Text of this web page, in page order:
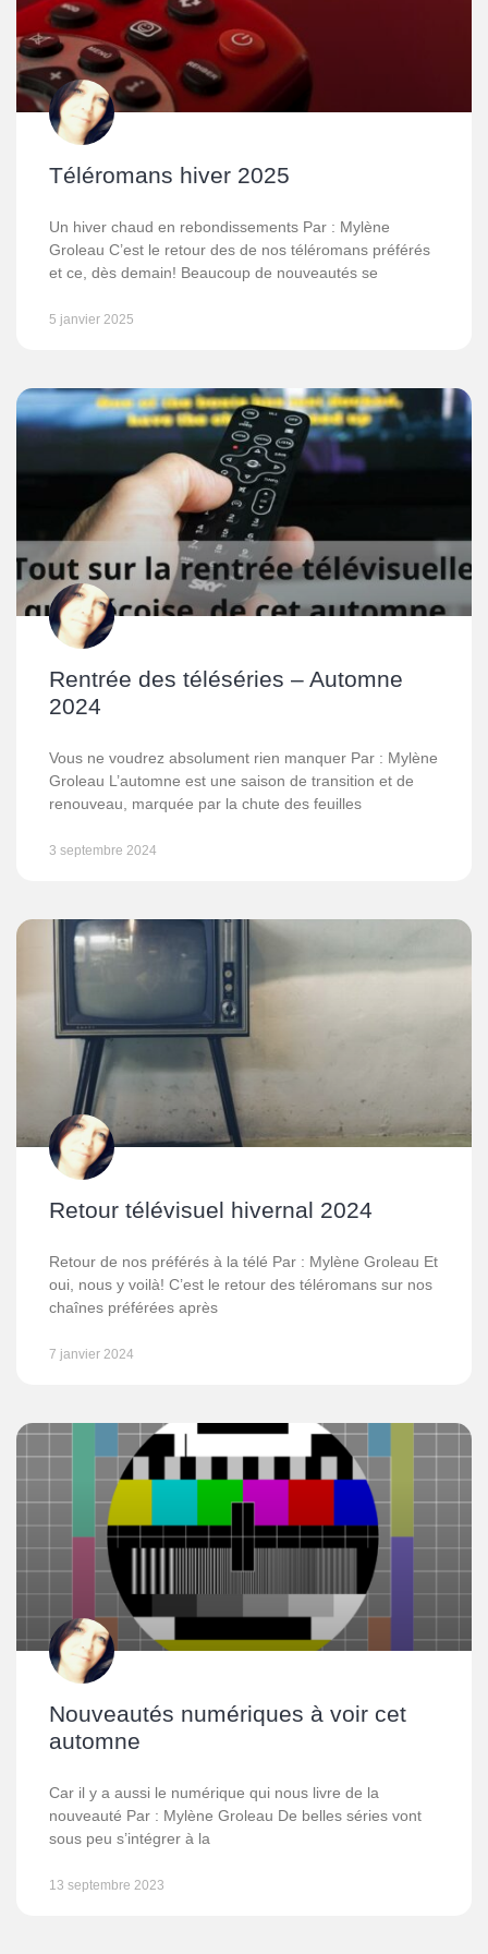
Téléromans hiver 2025
Un hiver chaud en rebondissements Par : Mylène
Groleau C’est le retour des de nos téléromans préférés
et ce, dès demain! Beaucoup de nouveautés se
5 janvier 2025
Rentrée des téléséries – Automne
2024
Vous ne voudrez absolument rien manquer Par : Mylène
Groleau L’automne est une saison de transition et de
renouveau, marquée par la chute des feuilles
3 septembre 2024
Retour télévisuel hivernal 2024
Retour de nos préférés à la télé Par : Mylène Groleau Et
oui, nous y voilà! C’est le retour des téléromans sur nos
chaînes préférées après
7 janvier 2024
Nouveautés numériques à voir cet
automne
Car il y a aussi le numérique qui nous livre de la
nouveauté Par : Mylène Groleau De belles séries vont
sous peu s’intégrer à la
13 septembre 2023